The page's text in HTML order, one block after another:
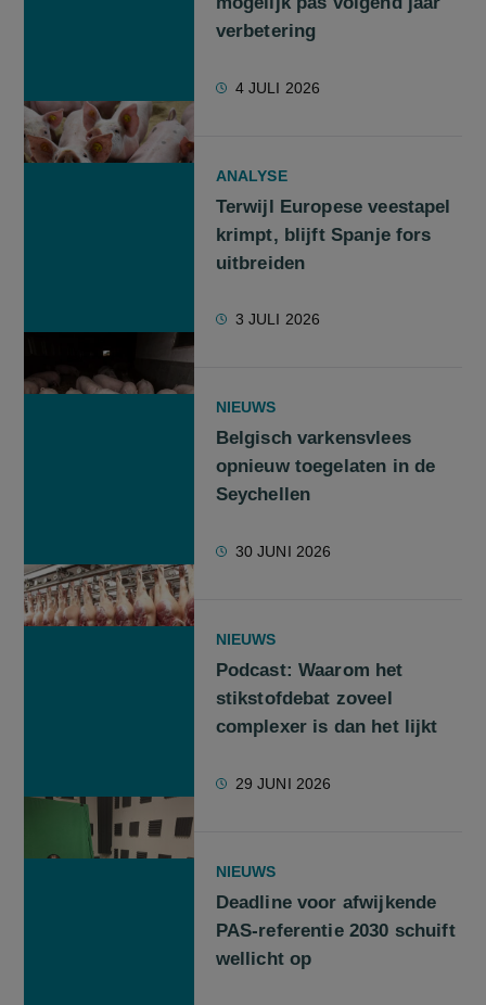
verbetering
4 JULI 2026
ANALYSE
Terwijl Europese veestapel
krimpt, blijft Spanje fors
uitbreiden
3 JULI 2026
NIEUWS
Belgisch varkensvlees
opnieuw toegelaten in de
Seychellen
30 JUNI 2026
NIEUWS
Podcast: Waarom het
stikstofdebat zoveel
complexer is dan het lijkt
29 JUNI 2026
NIEUWS
Deadline voor afwijkende
PAS-referentie 2030 schuift
wellicht op